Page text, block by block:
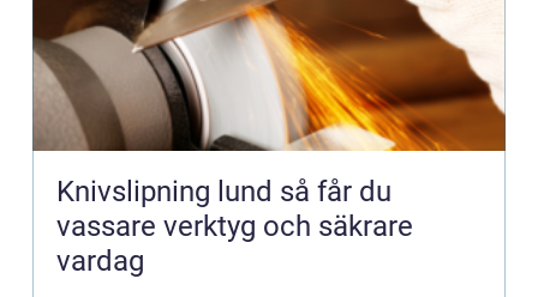
Knivslipning lund så får du
vassare verktyg och säkrare
vardag